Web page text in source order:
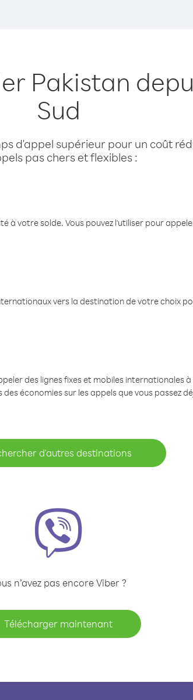
Pakistan
Sud
d'appel supérieur pour un coût
pas chers et flexibles :
à votre solde. Vous pouvez l'utiliser pour
vers la destination de votre choix
des lignes fixes et mobiles internationales
économies sur les appels que vous passez
d'autres destinations
n’avez pas encore Viber ?
Télécharger maintenant